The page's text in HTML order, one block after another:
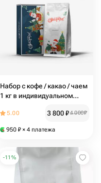
Набор с кофе / какао / чаем
1 кг в индивидуальном
5.00 3 800₽4 000₽
950 ₽ × 4 платежа
-11 %